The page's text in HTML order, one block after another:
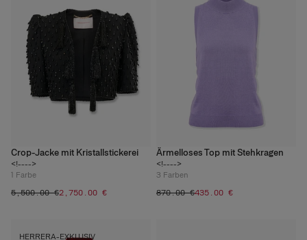
Crop-Jacke mit Kristallstickerei
<!---->
1 Farbe
‌5,500.00 €‌2,750.00 €
Ärmelloses Top mit Stehkragen
<!---->
3 Farben
‌870.00 €‌435.00 €
HERRERA-EXKLUSIV